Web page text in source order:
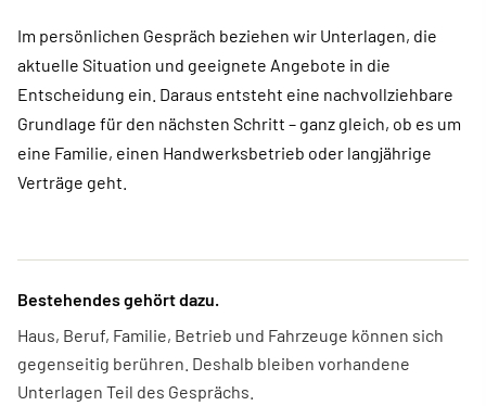
Im persönlichen Gespräch beziehen wir Unterlagen, die
aktuelle Situation und geeignete Angebote in die
Entscheidung ein. Daraus entsteht eine nachvollziehbare
Grundlage für den nächsten Schritt – ganz gleich, ob es um
eine Familie, einen Handwerksbetrieb oder langjährige
Verträge geht.
Bestehendes gehört dazu.
Haus, Beruf, Familie, Betrieb und Fahrzeuge können sich
gegenseitig berühren. Deshalb bleiben vorhandene
Unterlagen Teil des Gesprächs.